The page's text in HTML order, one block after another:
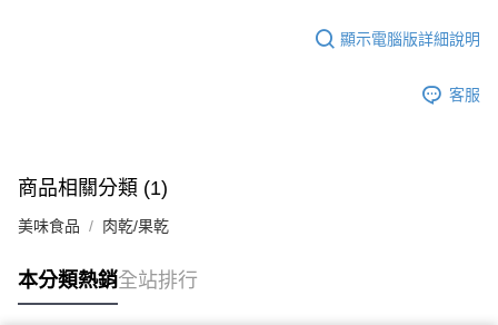
顯示電腦版詳細說明
客服
商品相關分類 (1)
美味食品 肉乾/果乾
本分類熱銷全站排行